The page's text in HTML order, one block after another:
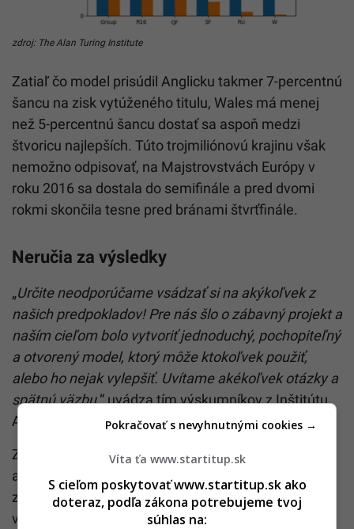
zdroj: The Alan Turing Institute
Zatiaľ čo model prisúdil Anglicku takmer 7-percentnú
šancu na zisk vytúženého titulu, Wales má menej
než 5-percentnú šancu dostať sa aspoň medzi
štvoricu najlepších. Túto trojmiliónovú krajinu však
nemožno odpisovať, na Majstrovstvách Európy v
roku 2016 sa dostala do semifinále a pred dvomi
rokmi skončila tesne pred bránami štvrťfinále.
Neručia za výsledky
„Určite neodporúčame vsádzať si na akýkoľvek z
našich predpokladov! Pre nás šlo o zábavný projekt a
naším cieľom bolo vytvoriť jednoduchý, pochopiteľný
a otvorený model, ktorý môže ktokoľvek použiť,
alebo ho nejak vylepšiť. Uvítame akékoľvek otázky a
spätnú väzbu,“ uvádza tím výskumníkov z Inštitútu
Alana Turinga vo svojom oficiálnom vyhlásení.
Zdôrazňujú, že futbal je šport, ktorý môže skončiť
akokoľvek, čo potvrdzujú aj výsledky z úvodných
zápasov turnaja. Toto tvrdenie potvrdzuje aj
výsledok prvého utorňajšieho zápasu, v ktorom
Víta ťa www.startitup.sk
S cieľom poskytovať www.startitup.sk ako
doteraz, podľa zákona potrebujeme tvoj
súhlas na:
Pokračovať s nevyhnutnými cookies →